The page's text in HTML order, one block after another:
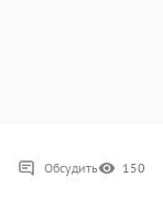
Обсудить 150